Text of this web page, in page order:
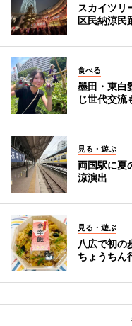
スカイツ
区民納涼民
食べる
墨田・東白
じ世代交流
見る・遊ぶ
両国駅に
涼演出
見る・遊ぶ
八広で初
ちょうちん